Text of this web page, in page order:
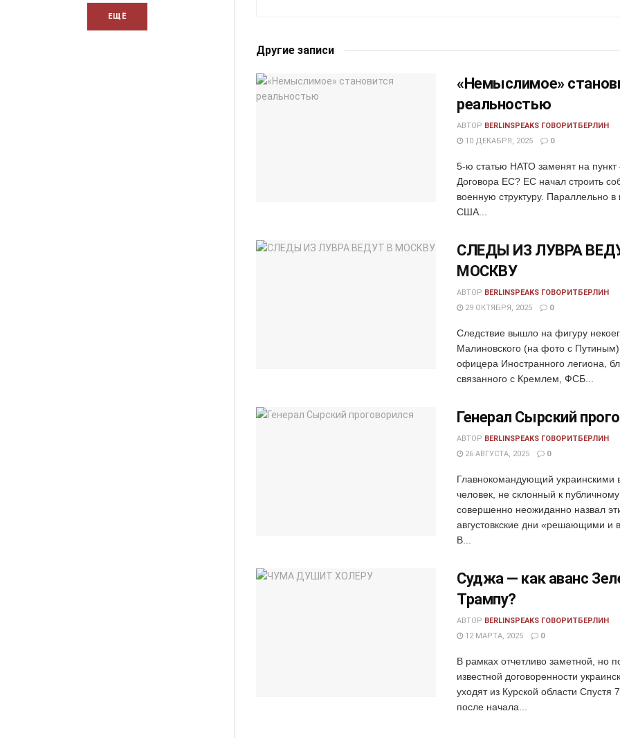
ЕЩЁ
Другие записи
«Немыслимое»
реальностью
АВТОР BERLINSPEAKS ГОВОРИТБЕРЛИН
10 ДЕКАБРЯ, 2025
0
5-ю статью НАТО заменят на пункт
Договора ЕС? ЕС начал строить
военную структуру. Параллельно в
США...
СЛЕДЫ ИЗ ЛУВРА
МОСКВУ
АВТОР BERLINSPEAKS ГОВОРИТБЕРЛИН
29 ОКТЯБРЯ, 2025
0
Следствие вышло на фигуру
Малиновского (на фото с
офицера Иностранного легиона,
связанного с Кремлем, ФСБ...
Генерал Сырский
АВТОР BERLINSPEAKS ГОВОРИТБЕРЛИН
26 АВГУСТА, 2025
0
Главнокомандующий украинскими
человек, не склонный к
совершенно неожиданно назвал
августовкские дни «решающими и
В...
Суджа — как аванс
Трампу?
АВТОР BERLINSPEAKS ГОВОРИТБЕРЛИН
12 МАРТА, 2025
0
В рамках отчетливо заметной, но
известной договоренности
уходят из Курской области Спустя
после начала...